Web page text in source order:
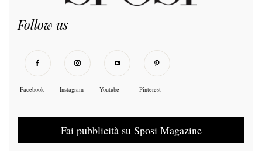
Follow us
Facebook Instagram Youtube Pinterest
Fai pubblicità su Sposi Magazine